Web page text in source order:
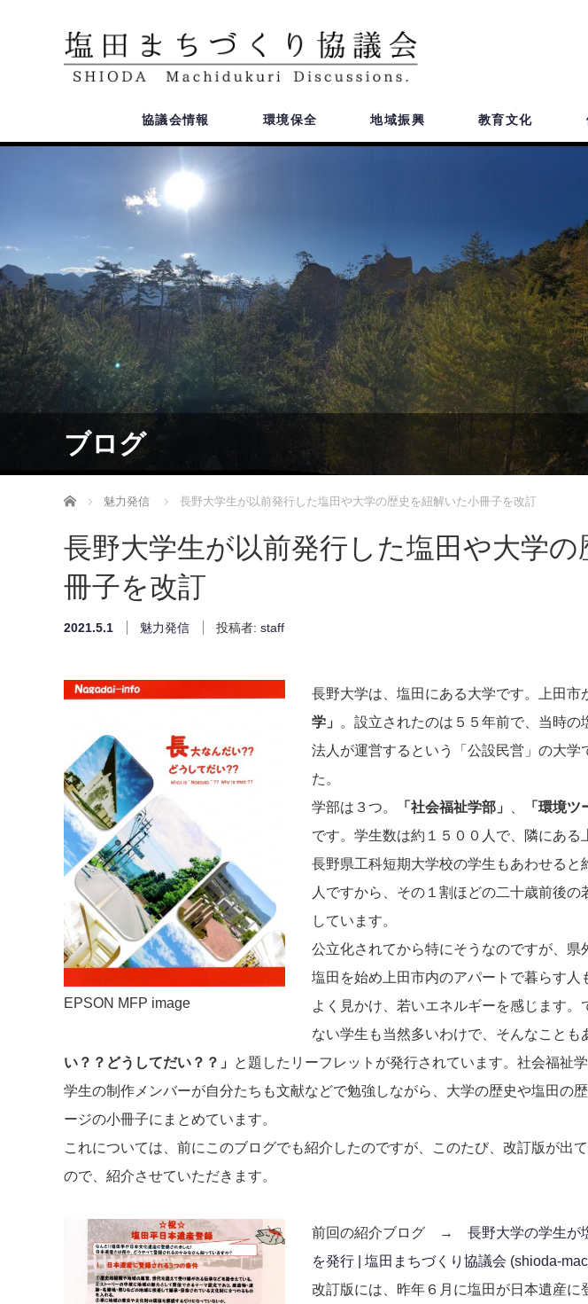
協議会情報 環境保全 地域振興 教育文化
ブログ
ホーム 魅力発信 長野大学生が以前発行した塩田や大学の歴史を紐解いた小冊子を改訂
長野大学生が以前発行した塩田や大学
冊子を改訂
2021.5.1 魅力発信 投稿者: staff
EPSON MFP image
長野大学は、塩田にある大学です。上田市
学」
。設立されたのは５５年前で、当時
法人が運営するという「公設民営」の大学
た。
学部は３つ。
「社会福祉学部」 「環境ツ
です。学生数は約１５００人で、隣にあ
長野県工科短期大学校の学生もあわせる
人ですから、その１割ほどの二十歳前後
しています。
公立化されてから特にそうなのですが、県
塩田を始め上田市内のアパートで暮らす人
よく見かけ、若いエネルギーを感じます
ない学生も当然多いわけで、そんなことも
い？？どうしてだい？？」
と題したリーフレットが発行されています。社会福祉
学生の制作メンバーが自分たちも文献などで勉強しながら、大学の歴史や塩田の
ージの小冊子にまとめています。
これについては、前にこのブログでも紹介したのですが、このたび、改訂版が出
ので、紹介させていただきます。
前回の紹介ブログ → 長野大学の学生が
を発行 | 塩田まちづくり協議会 (shioda-
改訂版には、昨年６月に塩田が日本遺産